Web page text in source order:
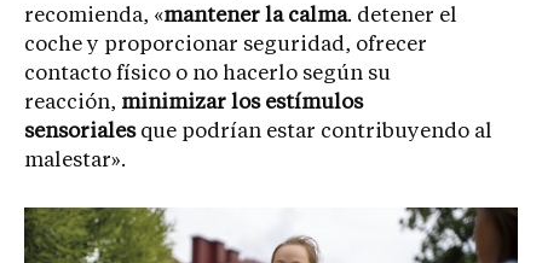
recomienda, «mantener la calma. detener el
coche y proporcionar seguridad, ofrecer
contacto físico o no hacerlo según su
reacción, minimizar los estímulos
sensorialesque podrían estar contribuyendo al
malestar».